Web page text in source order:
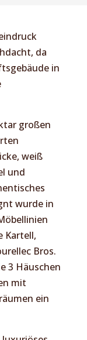
da
in
großen
weiß
und
wurde in
Kartell,
Bros.
3 Häuschen
mit
ein